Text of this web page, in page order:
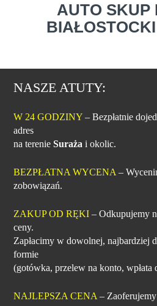
AUTO SKUP
NASZE ATUTY:
W 24 GODZINY – Bezpłatnie
adres
na terenieSuraża i okolic.
BEZPŁATNA WYCENA –
zobowiązań.
ZAKUP OD RĘKI – Odkupujemy
ceny.
Zapłacimy w dowolnej, najbardziej
formie
(gotówka, przelew na konto, wpłata
NAJLEPSZA CENA –